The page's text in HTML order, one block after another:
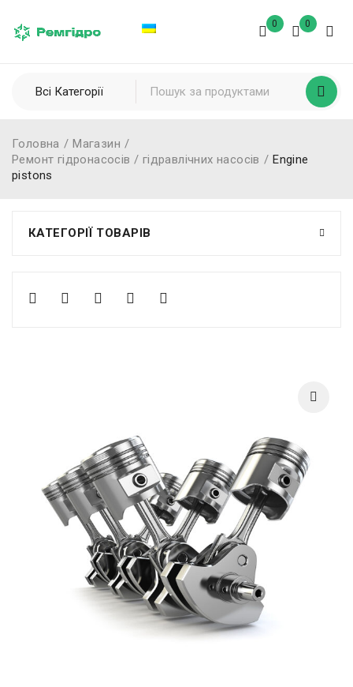
0 0
Головна / Магазин /
Ремонт гідронасосів / гідравлічних насосів / Engine
pistons
КАТЕГОРІЇ ТОВАРІВ